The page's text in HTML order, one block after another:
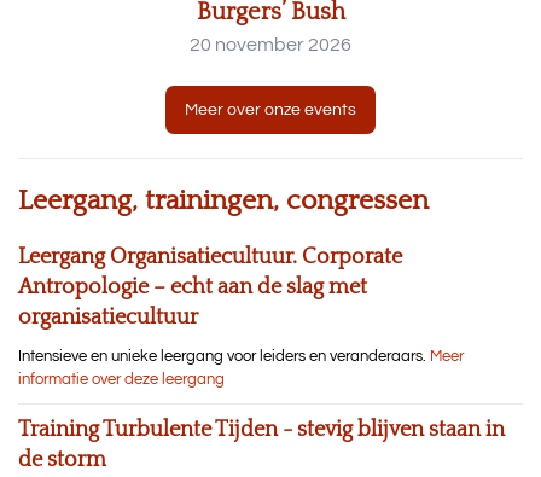
Burgers’ Bush
20 november 2026
Meer over onze events
Leergang, trainingen, congressen
Leergang Organisatiecultuur. Corporate
Antropologie – echt aan de slag met
organisatiecultuur
Intensieve en unieke leergang voor leiders en veranderaars. Meer
informatie over deze leergang
Training Turbulente Tijden - stevig blijven staan in
de storm